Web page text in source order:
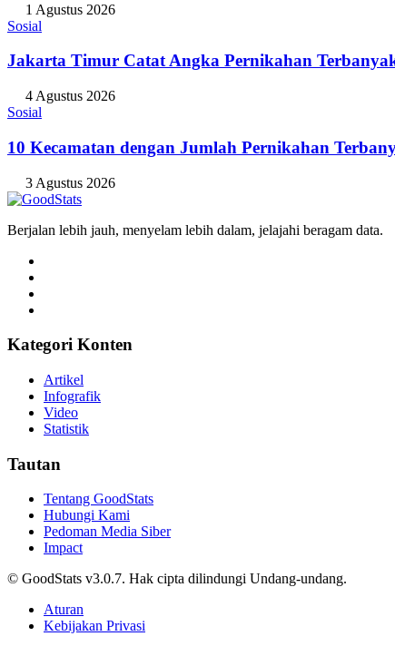
1 Agustus 2026
Sosial
Jakarta Timur Catat Angka Pernikahan
4 Agustus 2026
Sosial
10 Kecamatan dengan Jumlah Pernikahan
3 Agustus 2026
Berjalan lebih jauh, menyelam lebih dalam, jelajahi beragam data.
Kategori Konten
Artikel
Infografik
Video
Statistik
Tautan
Tentang GoodStats
Hubungi Kami
Pedoman Media Siber
Impact
© GoodStats v3.0.7. Hak cipta dilindungi Undang-undang.
Aturan
Kebijakan Privasi